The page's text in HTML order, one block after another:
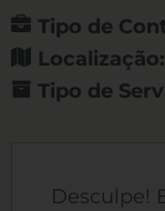
Tipo de
Localização:
Tipo de
Desculpe!